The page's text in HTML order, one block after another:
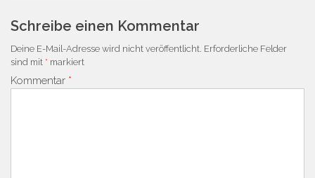
Schreibe einen Kommentar
Deine E-Mail-Adresse wird nicht veröffentlicht. Erforderliche Felder
sind mit * markiert
Kommentar *